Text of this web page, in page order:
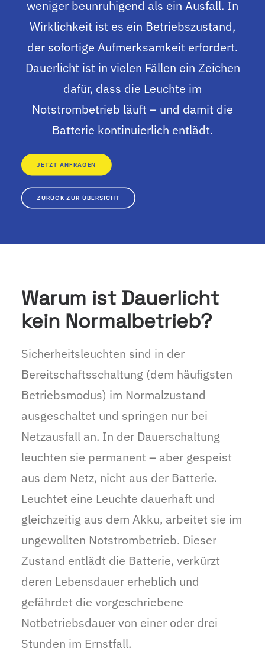
weniger beunruhigend als ein Ausfall. In
Wirklichkeit ist es ein Betriebszustand,
der sofortige Aufmerksamkeit erfordert.
Dauerlicht ist in vielen Fällen ein Zeichen
dafür, dass die Leuchte im
Notstrombetrieb läuft – und damit die
Batterie kontinuierlich entlädt.
JETZT ANFRAGEN
ZURÜCK ZUR ÜBERSICHT
Warum ist Dauerlicht
kein Normalbetrieb?
Sicherheitsleuchten sind in der
Bereitschaftsschaltung (dem häufigsten
Betriebsmodus) im Normalzustand
ausgeschaltet und springen nur bei
Netzausfall an. In der Dauerschaltung
leuchten sie permanent – aber gespeist
aus dem Netz, nicht aus der Batterie.
Leuchtet eine Leuchte dauerhaft und
gleichzeitig aus dem Akku, arbeitet sie im
ungewollten Notstrombetrieb. Dieser
Zustand entlädt die Batterie, verkürzt
deren Lebensdauer erheblich und
gefährdet die vorgeschriebene
Notbetriebsdauer von einer oder drei
Stunden im Ernstfall.